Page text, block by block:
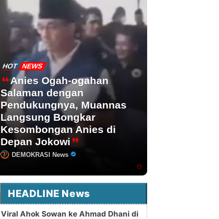
HOT NEWS
Anies Ogah-ogahan
Salaman dengan
Pendukungnya, Muannas
Langsung Bongkar
Kesombongan Anies di
Depan Jokowi
DEMOKRASI News
HEADLINE News
Viral Ahok Sowan ke Ahmad Dhani di